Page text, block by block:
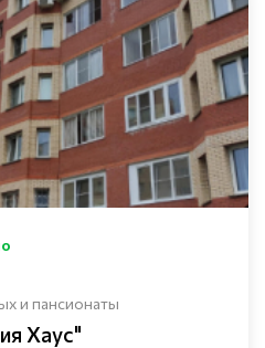
и пансионаты
Хаус"